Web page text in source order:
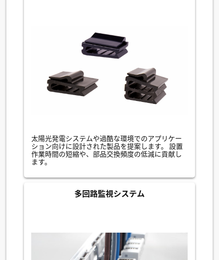
太陽光発電システムや過酷な環境でのアプリケー
ション向けに設計された製品を提案します。 設置
作業時間の短縮や、部品交換頻度の低減に貢献し
ます。
多回路監視システム